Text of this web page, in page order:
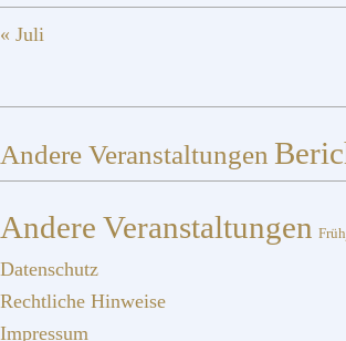
« Juli
Andere Veranstaltungen
Andere Veranstaltungen
Datenschutz
Rechtliche Hinweise
Impressum